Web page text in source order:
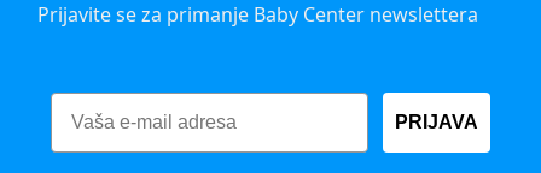
Prijavite se za primanje Baby Center newslettera
PRIJAVA